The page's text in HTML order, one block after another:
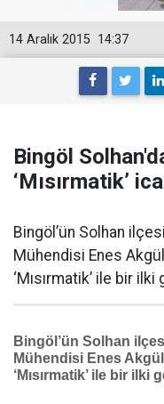
14:37
14 Aralık 2015
Bingöl
‘Mısırmatik’
Bingöl’ün Solhan
Mühendisi Enes
‘Mısırmatik’ ile bir
Bingöl’ün Solhan
Mühendisi Enes
‘Mısırmatik’ ile bir ilki